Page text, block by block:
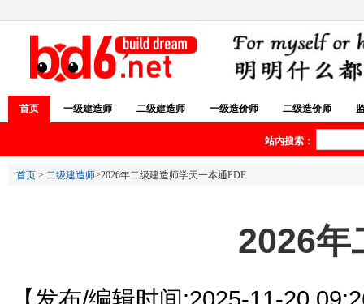
首页 一级建造师 二级建造师 一级造价师 二级造价师
站内搜索：
首页 > 二级建造师>2026年二级建造师学天一本通PDF
2026年